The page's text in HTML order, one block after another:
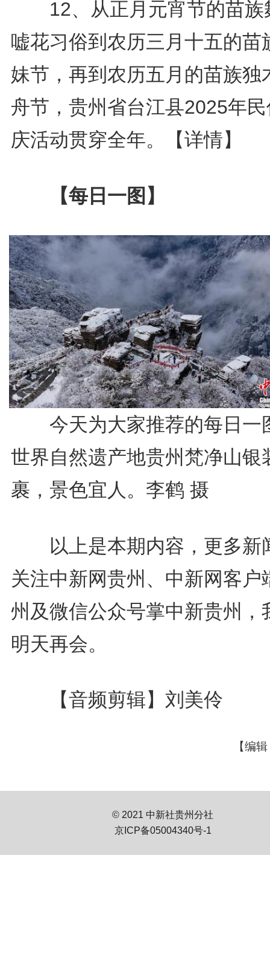
12、从正月元宵节的苗族
嘘花习俗到农历三月十五的苗
妹节，再到农历五月的苗族独
舟节，贵州省台江县2025年
庆活动贯穿全年。
【详情】
【每日一图】
今天为大家推荐的每日一
世界自然遗产地贵州梵净山银
裹，景色宜人。李鹤 摄
以上是本期内容，更多新
关注中新网贵州、中新网客户
州及微信公众号掌中新贵州，
明天再会。
【音频剪辑】刘美伶
【编
© 2021 中新社贵州分社
京ICP备05004340号-1